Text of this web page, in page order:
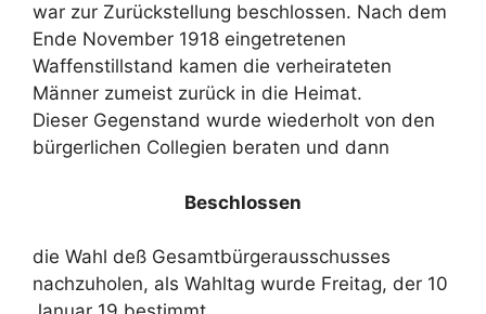
war zur Zurückstellung beschlossen. Nach dem
Ende November 1918 eingetretenen
Waffenstillstand kamen die verheirateten
Männer zumeist zurück in die Heimat.
Dieser Gegenstand wurde wiederholt von den
bürgerlichen Collegien beraten und dann
Beschlossen
die Wahl deß Gesamtbürgerausschusses
nachzuholen, als Wahltag wurde Freitag, der 10